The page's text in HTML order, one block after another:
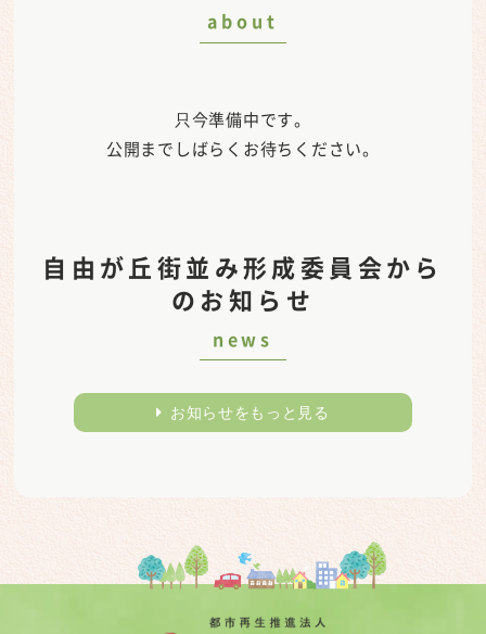
about
只今準備中です。
公開までしばらくお待ちください。
自由が丘街並み形成委員会から
のお知らせ
news
お知らせをもっと見る